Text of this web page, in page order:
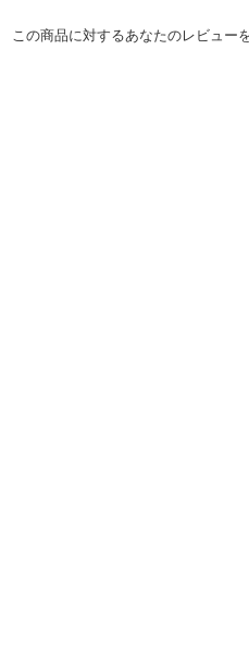
この商品に対するあなたのレビュー